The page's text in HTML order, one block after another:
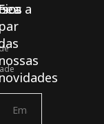
a
par
nossas